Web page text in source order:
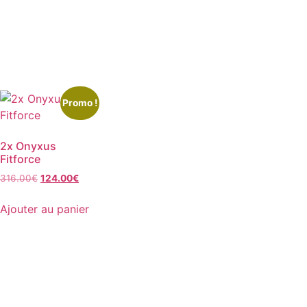
Promo !
2x Onyxus
Fitforce
316.00€ 124.00€
Ajouter au panier